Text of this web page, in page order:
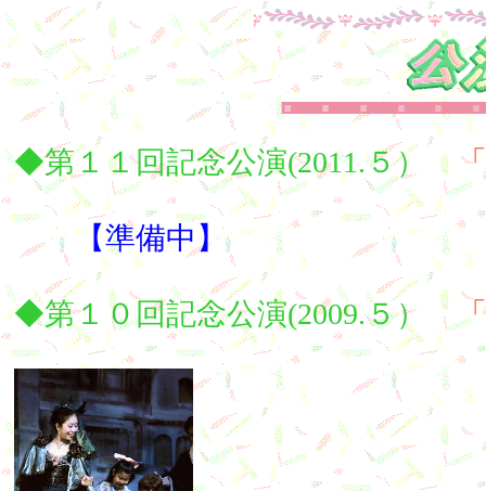
◆第１１回記念公演(2011.５）
【準備中】
◆第１０回記念公演(2009.５）